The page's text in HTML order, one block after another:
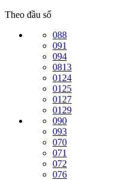
Theo đầu số
088
091
094
0813
0124
0125
0127
0129
090
093
070
071
072
076